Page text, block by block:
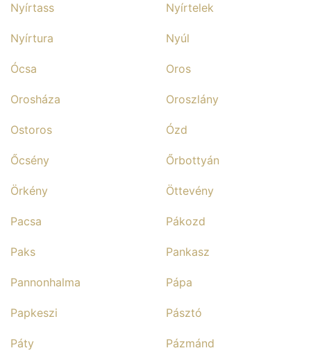
Nyírtass Nyírtelek
Nyírtura Nyúl
Ócsa Oros
Orosháza Oroszlány
Ostoros Ózd
Őcsény Őrbottyán
Örkény Öttevény
Pacsa Pákozd
Paks Pankasz
Pannonhalma Pápa
Papkeszi Pásztó
Páty Pázmánd